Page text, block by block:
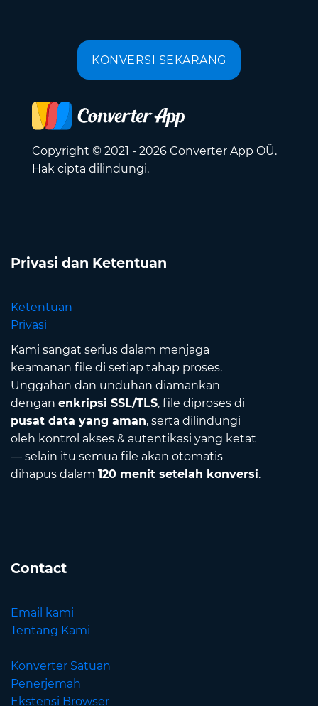
KONVERSI SEKARANG
Copyright © 2021 - 2026 Converter App OÜ.
Hak cipta dilindungi.
Privasi dan Ketentuan
Ketentuan
Privasi
Kami sangat serius dalam menjaga
keamanan file di setiap tahap proses.
Unggahan dan unduhan diamankan
dengan enkripsi SSL/TLS, file diproses di
pusat data yang aman, serta dilindungi
oleh kontrol akses & autentikasi yang ketat
— selain itu semua file akan otomatis
dihapus dalam 120 menit setelah konversi.
Contact
Email kami
Tentang Kami
Konverter Satuan
Penerjemah
Ekstensi Browser